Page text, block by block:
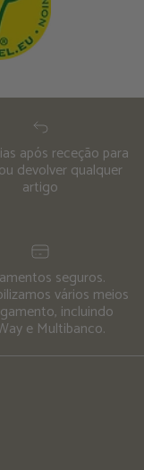
após receção para
devolver qualquer
artigo
seguros.
vários meios
incluindo
e Multibanco.